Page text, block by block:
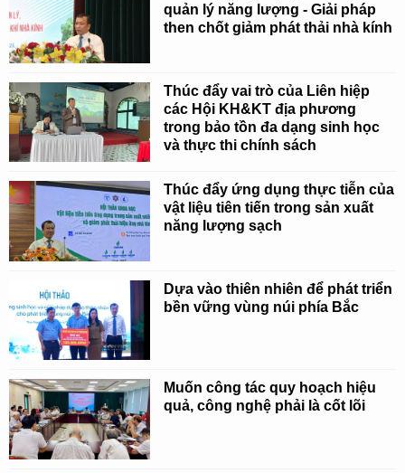
quản lý năng lượng - Giải pháp
then chốt giảm phát thải nhà kính
Thúc đẩy vai trò của Liên hiệp
các Hội KH&KT địa phương
trong bảo tồn đa dạng sinh học
và thực thi chính sách
Thúc đẩy ứng dụng thực tiễn của
vật liệu tiên tiến trong sản xuất
năng lượng sạch
Dựa vào thiên nhiên để phát triển
bền vững vùng núi phía Bắc
Muốn công tác quy hoạch hiệu
quả, công nghệ phải là cốt lõi